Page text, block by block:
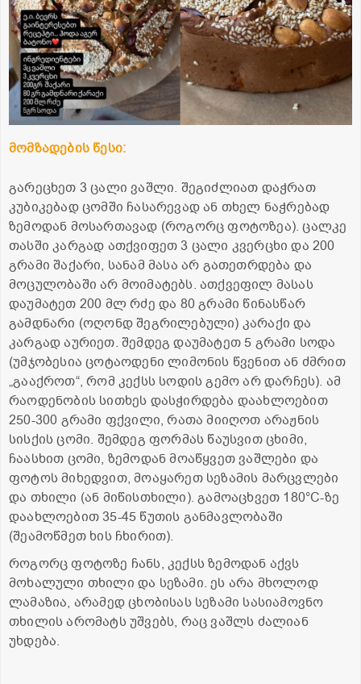
მომზადების წესი:
გარეცხეთ 3 ცალი ვაშლი. შეგიძლიათ დაჭრათ
კუბიკებად ცომში ჩასარევად ან თხელ ნაჭრებად
ზემოდან მოსართავად (როგორც ფოტოზეა). ცალკე
თასში კარგად ათქვიფეთ 3 ცალი კვერცხი და 200
გრამი შაქარი, სანამ მასა არ გათეთრდება და
მოცულობაში არ მოიმატებს. ათქვეფილ მასას
დაუმატეთ 200 მლ რძე და 80 გრამი წინასწარ
გამდნარი (ოღონდ შეგრილებული) კარაქი და
კარგად აურიეთ. შემდეგ დაუმატეთ 5 გრამი სოდა
(უმჯობესია ცოტაოდენი ლიმონის წვენით ან ძმრით
„გააქროთ“, რომ კექსს სოდის გემო არ დარჩეს). ამ
რაოდენობის სითხეს დასჭირდება დაახლოებით
250-300 გრამი ფქვილი, რათა მიიღოთ არაჟნის
სისქის ცომი. შემდეგ ფორმას წაუსვით ცხიმი,
ჩაასხით ცომი, ზემოდან მოაწყვეთ ვაშლები და
ფოტოს მიხედვით, მოაყარეთ სეზამის მარცვლები
და თხილი (ან მიწისთხილი). გამოაცხვეთ 180°C-ზე
დაახლოებით 35-45 წუთის განმავლობაში
(შეამოწმეთ ხის ჩხირით).
როგორც ფოტოზე ჩანს, კექსს ზემოდან აქვს
მოხალული თხილი და სეზამი. ეს არა მხოლოდ
ლამაზია, არამედ ცხობისას სეზამი სასიამოვნო
თხილის არომატს უშვებს, რაც ვაშლს ძალიან
უხდება.